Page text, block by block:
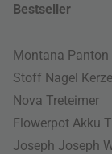
Bestseller
Montana Panton
Stoff Nagel
Nova Treteimer
Flowerpot Akku
Joseph Joseph